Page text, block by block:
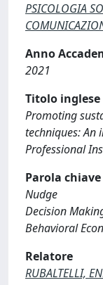
PSICOLOGIA
Anno
2021
Titolo inglese
Promoting
techniques:
Professional
Parola chiave
Nudge
Decision
Behavioral
Relatore
RUBALTELLI,